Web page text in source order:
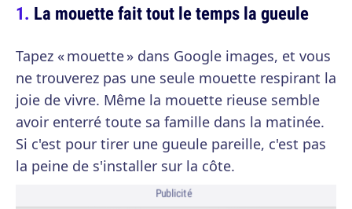
La mouette fait tout le temps la gueule
Tapez « mouette » dans Google images, et vous
ne trouverez pas une seule mouette respirant la
joie de vivre. Même la mouette rieuse semble
avoir enterré toute sa famille dans la matinée.
Si c'est pour tirer une gueule pareille, c'est pas
la peine de s'installer sur la côte.
Publicité